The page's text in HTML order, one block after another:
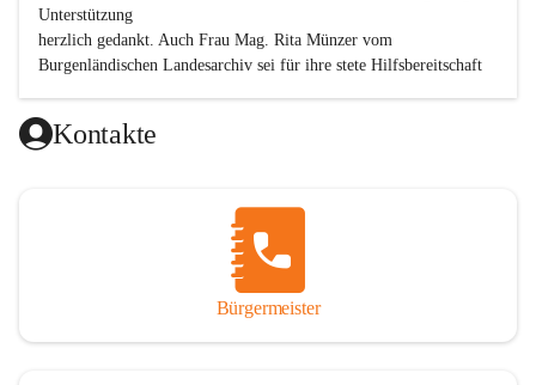
Unterstützung
herzlich gedankt. Auch Frau Mag. Rita Münzer vom
Burgenländischen Landesarchiv sei für ihre stete Hilfsbereitschaft
Dank gilt den Textautoren dieser Chronik, dem kleinen
Redaktionsteam, für die gute Zusammenarbeit.
gedankt werden, die durch ihre Erinnerungen, Informationen und
durch das Überlassen von Fotos und Dokumenten zum Gesamtbild
dieses Buches wesentlich beigetragen haben.
Der Zeitdruck war enorm, um das Werk auch zeitgerecht für das
Jubiläumsjahr abschließen zu können. Daher mag um Nachsicht
Kontakte
Bürgermeister